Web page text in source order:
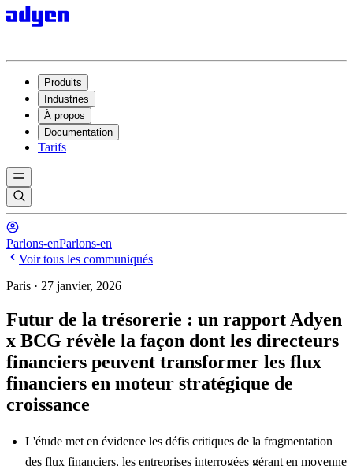
Produits
Industries
À propos
Documentation
Tarifs
Parlons-enParlons-en
Voir tous les communiqués
Paris · 27 janvier, 2026
Futur de la trésorerie : un rapport Adyen
x BCG révèle la façon dont les directeurs
financiers peuvent transformer les flux
financiers en moteur stratégique de
croissance
L'étude met en évidence les défis critiques de la fragmentation
des flux financiers, les entreprises interrogées gérant en moyenne